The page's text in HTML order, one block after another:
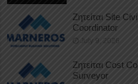
Ζητείται Site
Coordinator
July 9, 2026
Ζητείται Cost
Surveyor